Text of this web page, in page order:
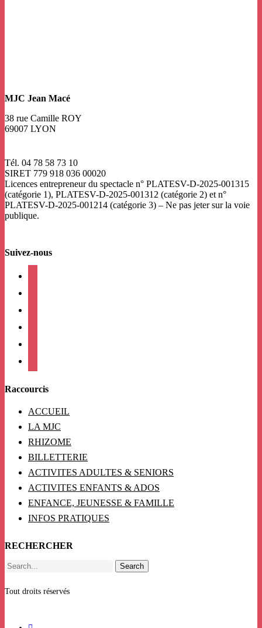
MJC Jean Macé
38 rue Camille ROY
69007 LYON
Tél. 04 78 58 73 10
SIRET 779 918 036 00020
Licences entrepreneur du spectacle n° PLATESV-D-2025-001315
(catégorie 1), PLATESV-D-2025-001312 (catégorie 2) et n°
PLATESV-D-2025-001214 (catégorie 3) – Ne pas jeter sur la voie
publique.
Suivez-nous
Raccourcis
ACCUEIL
LA MJC
RHIZOME
BILLETTERIE
ACTIVITES ADULTES & SENIORS
ACTIVITES ENFANTS & ADOS
ENFANCE, JEUNESSE & FAMILLE
INFOS PRATIQUES
RECHERCHER
Search
Tout droits réservés